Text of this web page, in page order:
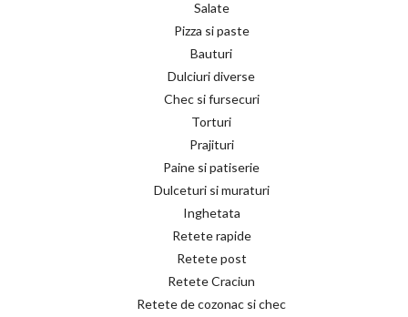
Salate
Pizza si paste
Bauturi
Dulciuri diverse
Chec si fursecuri
Torturi
Prajituri
Paine si patiserie
Dulceturi si muraturi
Inghetata
Retete rapide
Retete post
Retete Craciun
Retete de cozonac si chec